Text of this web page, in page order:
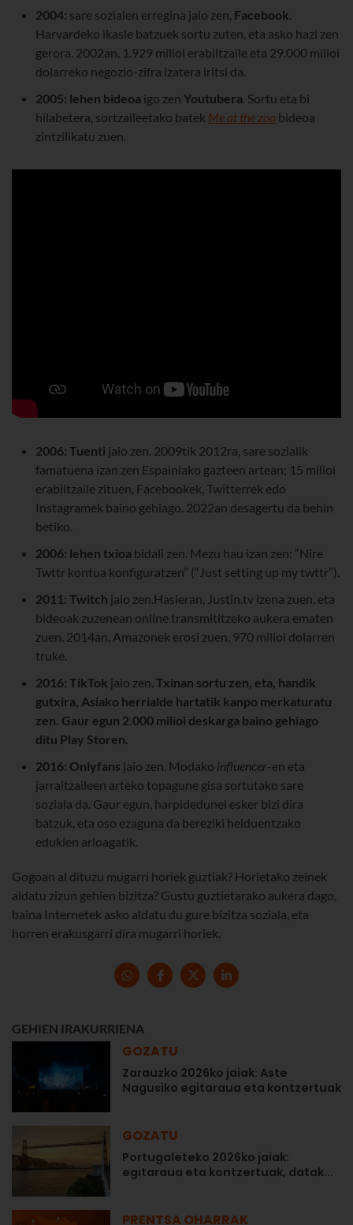
2004: sare sozialen erregina jaio zen, Facebook.
Harvardeko ikasle batzuek sortu zuten, eta asko hazi zen
gerora. 2002an, 1.929 milioi erabiltzaile eta 29.000 milioi
dolarreko negozio-zifra izatera iritsi da.
2005: lehen bideoa igo zen Youtubera. Sortu eta bi
hilabetera, sortzaileetako batek Me at the zoo bideoa
zintzilikatu zuen.
2006: Tuenti jaio zen. 2009tik 2012ra, sare sozialik
famatuena izan zen Espainiako gazteen artean; 15 milioi
erabiltzaile zituen, Facebookek, Twitterrek edo
Instagramek baino gehiago. 2022an desagertu da behin
betiko.
2006: lehen txioa bidali zen. Mezu hau izan zen: “Nire
Twttr kontua konfiguratzen” (“Just setting up my twttr”).
2011: Twitch jaio zen.Hasieran, Justin.tv izena zuen, eta
bideoak zuzenean online transmititzeko aukera ematen
zuen. 2014an, Amazonek erosi zuen, 970 milioi dolarren
truke.
2016: TikTok jaio zen. Txinan sortu zen, eta, handik
gutxira, Asiako herrialde hartatik kanpo merkaturatu
zen. Gaur egun 2.000 milioi deskarga baino gehiago
ditu Play Storen.
2016: Onlyfans jaio zen. Modako influencer-en eta
jarraitzaileen arteko topagune gisa sortutako sare
soziala da. Gaur egun, harpidedunei esker bizi dira
batzuk, eta oso ezaguna da bereziki helduentzako
edukien arloagatik.
Gogoan al dituzu mugarri horiek guztiak? Horietako zeinek
aldatu zizun gehien bizitza? Gustu guztietarako aukera dago,
baina Internetek asko aldatu du gure bizitza soziala, eta
horren erakusgarri dira mugarri horiek.
GEHIEN IRAKURRIENA
GOZATU
Zarauzko 2026ko jaiak: Aste
Nagusiko egitaraua eta kontzertuak
GOZATU
Portugaleteko 2026ko jaiak:
egitaraua eta kontzertuak, datak...
PRENTSA OHARRAK